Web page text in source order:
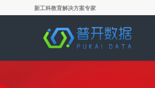
新工科教育解决方案专家